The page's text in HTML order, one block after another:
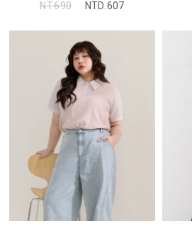
NT.690
NTD.607